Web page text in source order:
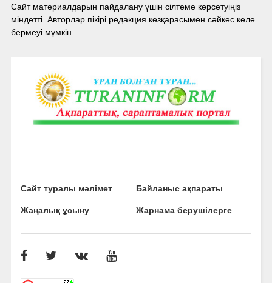
Сайт материалдарын пайдалану үшін сілтеме көрсетуіңіз
міндетті. Авторлар пікірі редакция көзқарасымен сәйкес келе
бермеуі мүмкін.
Сайт туралы мәлімет Байланыс ақпараты
Жаңалық ұсыну Жарнама берушілерге